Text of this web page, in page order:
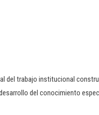
del trabajo institucional
del conocimiento